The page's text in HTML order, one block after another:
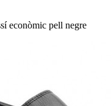
econòmic pell negre